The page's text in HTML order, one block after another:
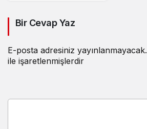
Bir Cevap Yaz
E-posta adresiniz yayınlanmayacak.
ile işaretlenmişlerdir